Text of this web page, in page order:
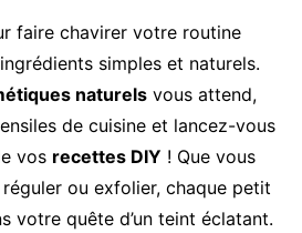
faire chavirer votre routine
simples et naturels.
naturelsvous attend,
de cuisine et lancez-vous
vos recettes DIY ! Que vous
ou exfolier, chaque petit
votre quête d’un teint éclatant.